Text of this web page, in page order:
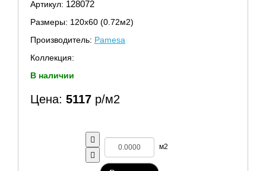
Артикул: 128072
Размеры: 120х60 (0.72м2)
Производитель: Pamesa
Коллекция:
В наличии
Цена: 5117 р/м2
м2